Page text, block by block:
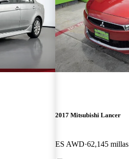
2017 Mitsubishi Lancer
ES AWD 62,145 millas